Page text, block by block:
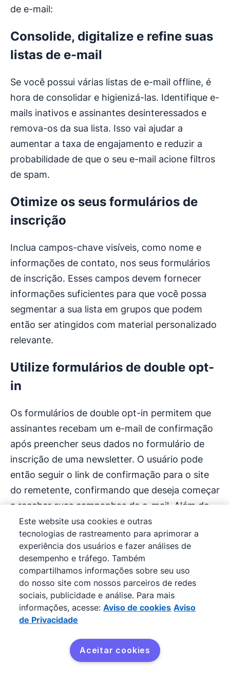
de e-mail:
Consolide, digitalize e refine suas
listas de e-mail
Se você possui várias listas de e-mail offline, é
hora de consolidar e higienizá-las. Identifique e-
mails inativos e assinantes desinteressados e
remova-os da sua lista. Isso vai ajudar a
aumentar a taxa de engajamento e reduzir a
probabilidade de que o seu e-mail acione filtros
de spam.
Otimize os seus formulários de
inscrição
Inclua campos-chave visíveis, como nome e
informações de contato, nos seus formulários
de inscrição. Esses campos devem fornecer
informações suficientes para que você possa
segmentar a sua lista em grupos que podem
então ser atingidos com material personalizado
relevante.
Utilize formulários de double opt-
in
Os formulários de double opt-in permitem que
assinantes recebam um e-mail de confirmação
após preencher seus dados no formulário de
inscrição de uma newsletter. O usuário pode
então seguir o link de confirmação para o site
do remetente, confirmando que deseja começar
a receber suas campanhas de e-mail. Além de
garantir conformidade com o GDPR, essa
prática também permite que você tenha
certeza que o e-mail do assinante está ativo e
colete mais dados sobre as suas preferências
de e-mail.
Os e-mails de double opt-in costumam ter a
seguinte aparência:
Experimente de graça
Este website usa cookies e outras
tecnologias de rastreamento para aprimorar a
experiência dos usuários e fazer análises de
desempenho e tráfego. Também
compartilhamos informações sobre seu uso
do nosso site com nossos parceiros de redes
sociais, publicidade e análise. Para mais
informações, acesse: Aviso de cookies Aviso
de Privacidade
Aceitar cookies